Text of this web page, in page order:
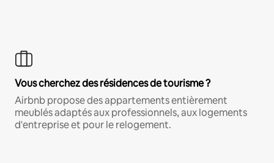
Vous cherchez des résidences de tourisme ?
Airbnb propose des appartements entièrement
meublés adaptés aux professionnels, aux logements
d'entreprise et pour le relogement.